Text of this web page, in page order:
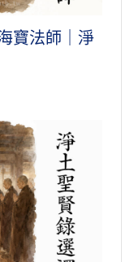
寶法師｜淨